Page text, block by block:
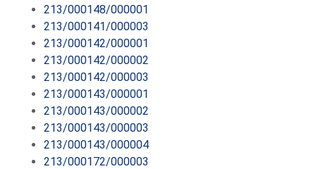
213/000148/000001
213/000141/000003
213/000142/000001
213/000142/000002
213/000142/000003
213/000143/000001
213/000143/000002
213/000143/000003
213/000143/000004
213/000172/000003